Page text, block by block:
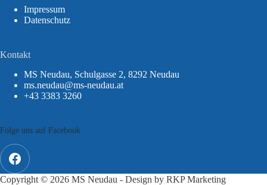
Impressum
Datenschutz
Kontakt
MS Neudau, Schulgasse 2, 8292 Neudau
ms.neudau@ms-neudau.at
+43 3383 3260
Folge uns auf Facebook
Copyright © 2026 MS Neudau - Design by RKP Marketing